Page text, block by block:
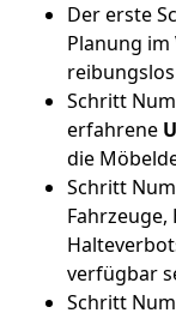
Der erste
Planung
Schritt
erfahrene
die
Schritt
Fahrzeuge,
verfügbar
Schritt